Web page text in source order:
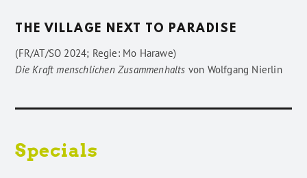
THE VILLAGE NEXT TO PARADISE
(FR/AT/SO 2024; Regie: Mo Harawe)
Die Kraft menschlichen Zusammenhalts von Wolfgang Nierlin
Specials